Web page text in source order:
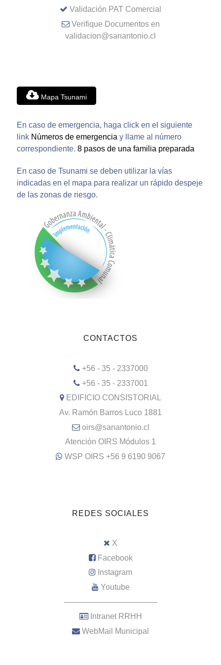
Validación PAT Comercial
Verifique Documentos en
validacion@sanantonio.cl
Mapa Tsunami
En caso de emergencia, haga click en el siguiente
link Números de emergencia y llame al número
correspondiente. 8 pasos de una familia preparada
En caso de Tsunami se deben utilizar la vías
indicadas en el mapa para realizar un rápido despeje
de las zonas de riesgo.
CONTACTOS
+56 - 35 - 2337000
+56 - 35 - 2337001
EDIFICIO CONSISTORIAL
Av. Ramón Barros Luco 1881
oirs@sanantonio.cl
Atención OIRS Módulos 1
WSP OIRS +56 9 6190 9067
REDES SOCIALES
X
Facebook
Instagram
Youtube
–––––––––––––––––––––
Intranet RRHH
WebMail Municipal